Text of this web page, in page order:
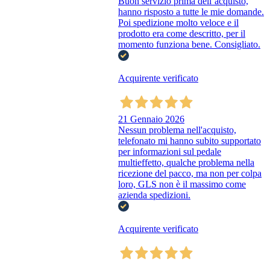
hanno risposto a tutte le mie domande.
Poi spedizione molto veloce e il
prodotto era come descritto, per il
momento funziona bene. Consigliato.
Acquirente verificato
21 Gennaio 2026
Nessun problema nell'acquisto,
telefonato mi hanno subito supportato
per informazioni sul pedale
multieffetto, qualche problema nella
ricezione del pacco, ma non per colpa
loro, GLS non è il massimo come
azienda spedizioni.
Acquirente verificato